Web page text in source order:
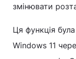
змінювати
Ця функція
Windows 11